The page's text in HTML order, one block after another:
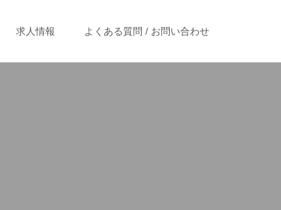
求人情報 よくある質問 / お問い合わせ